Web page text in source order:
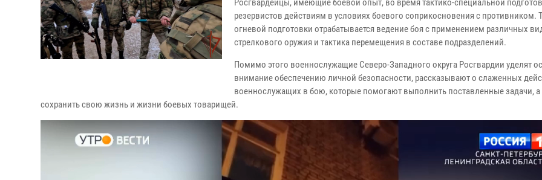
Росгвардейцы, имеющие боевой опыт, во время тактико-специальной
резервистов действиям в условиях боевого соприкосновения с противником.
огневой подготовки отрабатывается ведение боя с применением различных
стрелкового оружия и тактика перемещения в составе подразделений.
Помимо этого военнослужащие Северо-Западного округа Росгвардии уделят
внимание обеспечению личной безопасности, рассказывают о слаженных
военнослужащих в бою, которые помогают выполнить поставленные задачи, а
сохранить свою жизнь и жизни боевых товарищей.